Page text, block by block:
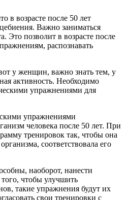
в возрасте после 50 лет
Важно заниматься
Это позволит в возрасте после
распознавать
у женщин, важно знать тем, у
активность. Необходимо
упражнениями для
упражнениями
человека после 50 лет. При
тренировок так, чтобы она
соответствовала его
наоборот, нанести
чтобы улучшить
такие упражнения будут их
свои тренировки с